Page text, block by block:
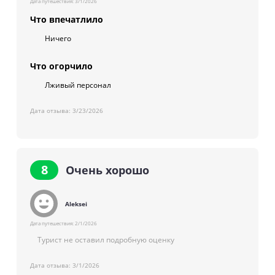
Что впечатлило
Ничего
Что огорчило
Лживый персонал
Дата отзыва: 3/23/2026
8 Очень хорошо
Aleksei
Дата путешествия: 2/1/2026
Турист не оставил подробную оценку
Дата отзыва: 3/1/2026